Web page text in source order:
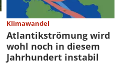
Klimawandel
Atlantikströmung wird
wohl noch in diesem
Jahrhundert instabil